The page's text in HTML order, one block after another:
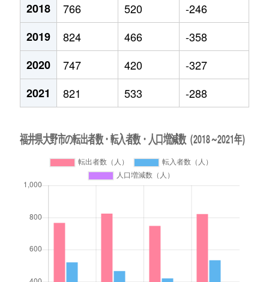
2018
766 520
-246
2019
824 466
-358
2020
747 420
-327
2021
821 533 -288